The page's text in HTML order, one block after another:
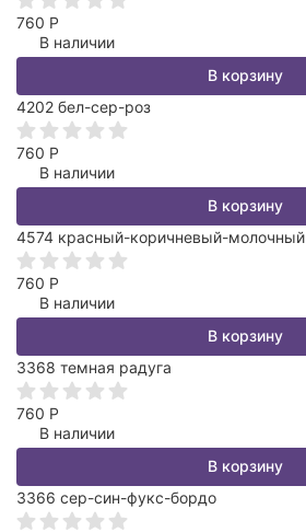
760 Р
В наличии
В корзину
4202 бел-сер-роз
760 Р
В наличии
В корзину
4574 красный-коричневый-молочный
760 Р
В наличии
В корзину
3368 темная радуга
760 Р
В наличии
В корзину
3366 сер-син-фукс-бордо